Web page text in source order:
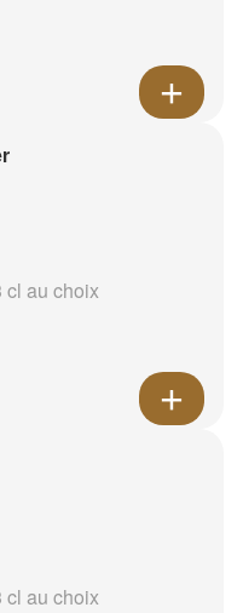
cl au choix
cl au choix